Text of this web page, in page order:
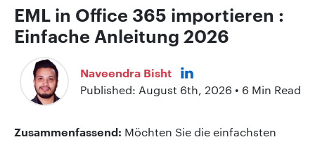
EML in Office 365 importieren :
Einfache Anleitung 2026
Naveendra Bisht
Published: August 6th, 2026 • 6 Min Read
Zusammenfassend: Möchten Sie die einfachsten